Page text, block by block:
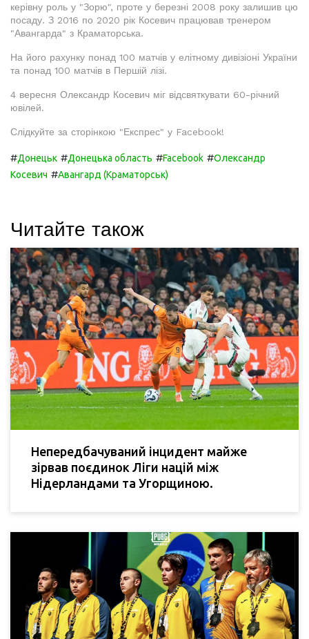
керівну роль у "Зорю", проте у березні 2008 року залишив цю
посаду. З 2016 по 2020 рік Косевич працював тренером
"Авангарда" з Краматорська.
На його рахунку понад 100 матчів у елітному дивізіоні України
та понад 100 матчів в Першій лізі.
4 вересня Олександр Косевич міг відсвяткувати 60-річний
ювілей.
Слідкуйте за сторінкою "Експрес" у Facebook!
#Донецьк #Донецька область #Facebook #Олександр
Косевич #Авангард (Краматорськ)
Читайте також
Непередбачуваний інцидент майже
зірвав поєдинок Ліги націй між
Нідерландами та Угорщиною.